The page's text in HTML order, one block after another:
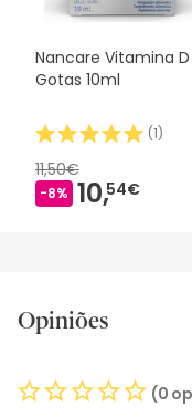
Nancare Vitamina D
Gotas 10ml
(1)
11,50€
-8% 10,54€
Opiniões
(0